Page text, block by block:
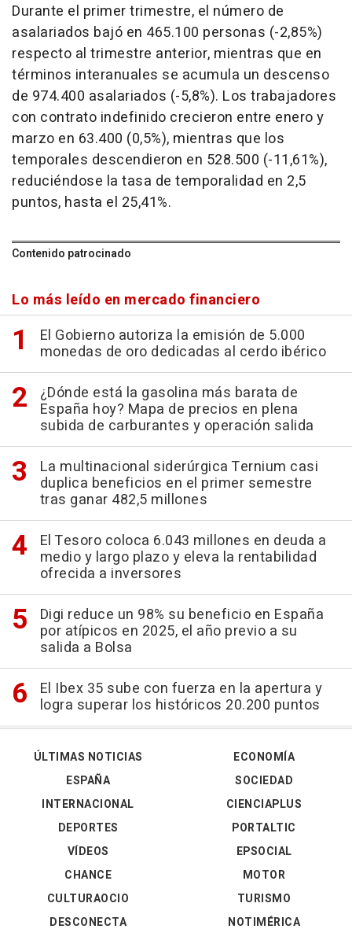
Durante el primer trimestre, el número de
asalariados bajó en 465.100 personas (-2,85%)
respecto al trimestre anterior, mientras que en
términos interanuales se acumula un descenso
de 974.400 asalariados (-5,8%). Los trabajadores
con contrato indefinido crecieron entre enero y
marzo en 63.400 (0,5%), mientras que los
temporales descendieron en 528.500 (-11,61%),
reduciéndose la tasa de temporalidad en 2,5
puntos, hasta el 25,41%.
Contenido patrocinado
Lo más leído en mercado financiero
El Gobierno autoriza la emisión de 5.000
monedas de oro dedicadas al cerdo ibérico
¿Dónde está la gasolina más barata de
España hoy? Mapa de precios en plena
subida de carburantes y operación salida
La multinacional siderúrgica Ternium casi
duplica beneficios en el primer semestre
tras ganar 482,5 millones
El Tesoro coloca 6.043 millones en deuda a
medio y largo plazo y eleva la rentabilidad
ofrecida a inversores
Digi reduce un 98% su beneficio en España
por atípicos en 2025, el año previo a su
salida a Bolsa
El Ibex 35 sube con fuerza en la apertura y
logra superar los históricos 20.200 puntos
ÚLTIMAS NOTICIAS
ESPAÑA
INTERNACIONAL
DEPORTES
VÍDEOS
ECONOMÍA
SOCIEDAD
CIENCIAPLUS
PORTALTIC
EPSOCIAL
CHANCE
CULTURAOCIO
DESCONECTA
MOTOR
TURISMO
NOTIMÉRICA